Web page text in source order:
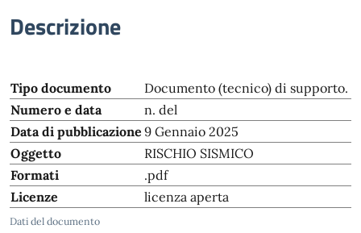
Descrizione
Dati del documento
Tipo documento
Documento (tecnico) di supporto.
Numero e data
n. del
Data di pubblicazione 9 Gennaio 2025
Oggetto
RISCHIO SISMICO
Formati
.pdf
Licenze
licenza aperta